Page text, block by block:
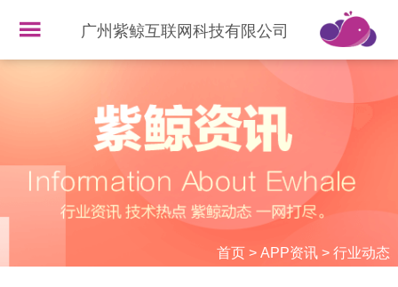
广州紫鲸互联网科技有限公司
首页> APP资讯> 行业动态